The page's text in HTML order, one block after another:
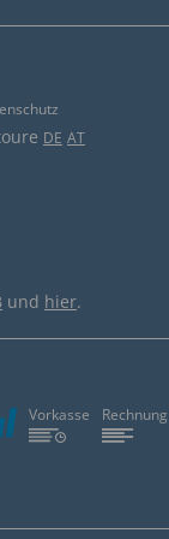
da Hose
gutes Material. ”
DE AT
und hier.
Vorkasse Rechnung